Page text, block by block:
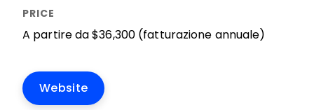
A partire da $36,300 (fatturazione annuale)
Website